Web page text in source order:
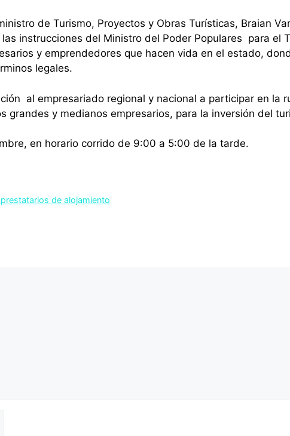
de Turismo, Proyectos y Obras Turísticas, Braian
instrucciones del Ministro del Poder Populares para el
y emprendedores que hacen vida en el estado,
legales.
al empresariado regional y nacional a participar en la
y medianos empresarios, para la inversión del
en horario corrido de 9:00 a 5:00 de la tarde.
de alojamiento